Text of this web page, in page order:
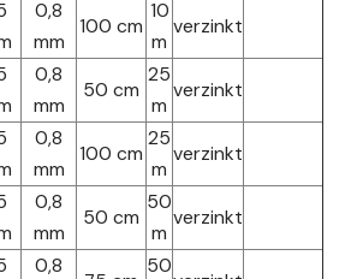
0,8
mm
100 cm
10
m
verzinkt
0,8
mm
50 cm
25
m
verzinkt
0,8
mm
100 cm
25
m
verzinkt
0,8
mm
50 cm
50
m
verzinkt
0,8
50